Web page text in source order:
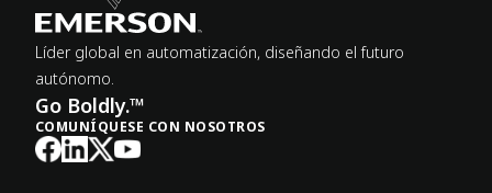
Líder global en automatización, diseñando el futuro
autónomo.
Go Boldly.™
COMUNÍQUESE CON NOSOTROS